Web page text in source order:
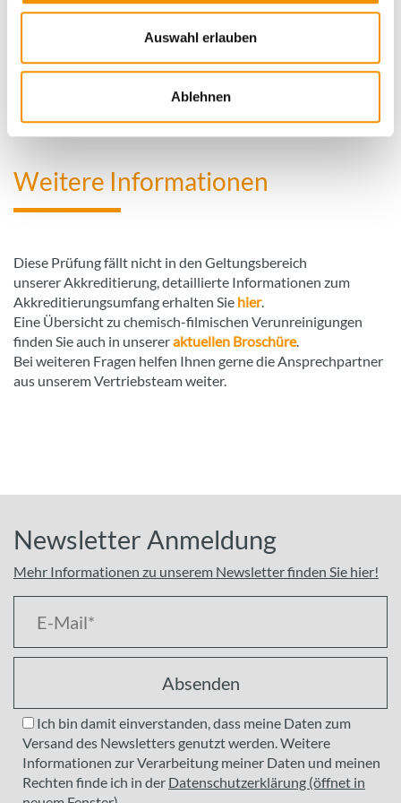
Auswahl erlauben
Ablehnen
Weitere Informationen
Diese Prüfung fällt nicht in den Geltungsbereich
unserer Akkreditierung, detaillierte Informationen zum
Akkreditierungsumfang erhalten Sie hier.
Eine Übersicht zu chemisch-filmischen Verunreinigungen
finden Sie auch in unsereraktuellen Broschüre.
​​​​​​​Bei weiteren Fragen helfen Ihnen gerne die Ansprechpartner
aus unserem Vertriebsteam weiter.
Newsletter Anmeldung
Mehr Informationen zu unserem Newsletter finden Sie hier!
Absenden
Ich bin damit einverstanden, dass meine Daten zum
Versand des Newsletters genutzt werden. Weitere
Informationen zur Verarbeitung meiner Daten und meinen
Rechten finde ich in der Datenschutzerklärung (öffnet in